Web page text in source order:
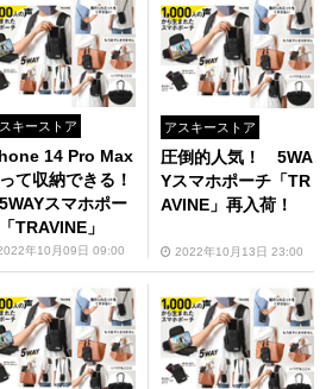
キーストア
14 Pro Max
て収納できる！
スマホポー
TRAVINE」
年10月09日 09:00
アスキーストア
圧倒的人気！ 5WA
Yスマホポーチ「TR
AVINE」再入荷！
2022年10月13日 23:00